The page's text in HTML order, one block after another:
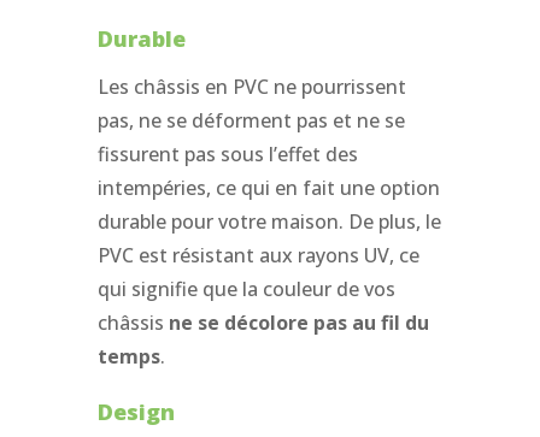
Durable
Les châssis en PVC ne pourrissent
pas, ne se déforment pas et ne se
fissurent pas sous l’effet des
intempéries, ce qui en fait une option
durable pour votre maison. De plus, le
PVC est résistant aux rayons UV, ce
qui signifie que la couleur de vos
châssis ne se décolore pas au fil du
temps.
Design